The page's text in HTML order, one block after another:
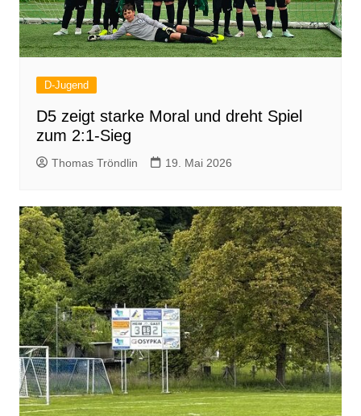
D-Jugend
D5 zeigt starke Moral und dreht Spiel
zum 2:1-Sieg
Thomas Tröndlin 19. Mai 2026